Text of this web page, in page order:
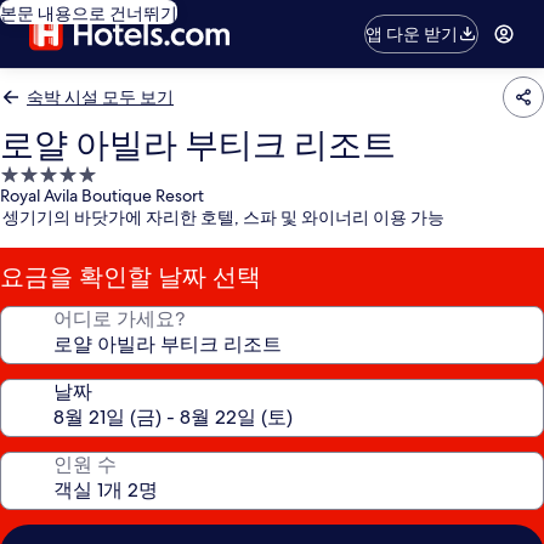
본문 내용으로 건너뛰기
앱 다운 받기
숙박 시설 모두 보기
로얄 아빌라 부티크 리조트
5.0
성
급
숙
박
시
Royal Avila Boutique Resort
셍기기의 바닷가에 자리한 호텔, 스파 및 와이너리 이용 가능
요금을 확인할 날짜 선택
어디로 가세요?
날짜
인원 수